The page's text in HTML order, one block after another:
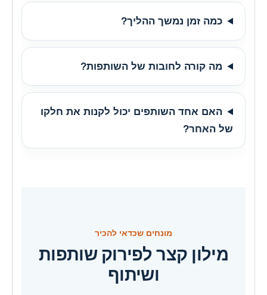
כמה זמן נמשך ההליך?
מה קורה לחובות של השותפות?
האם אחד השותפים יכול לקנות את חלקו
של האחר?
מונחים שכדאי להכיר
מילון קצר לפירוק שותפות
ושיתוף